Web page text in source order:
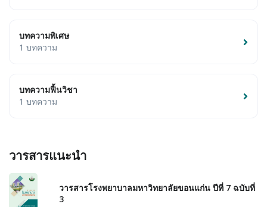
บทความพิเศษ
1 บทความ
บทความฟื้นวิชา
1 บทความ
วารสารแนะนำ
วารสารโรงพยาบาลมหาวิทยาลัยขอนแก่น ปีที่ 7 ฉบับที่
3